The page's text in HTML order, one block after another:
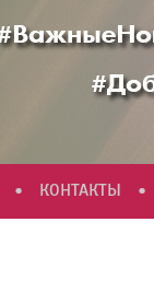
• КОНТАКТЫ •